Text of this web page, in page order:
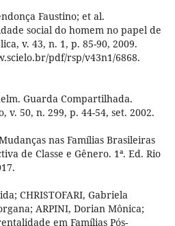
Faustino; et al.
social do homem no papel de
v. 43, n. 1, p. 85-90, 2009.
pdf/rsp/v43n1/6868.
Guarda Compartilhada.
v. 50, n. 299, p. 44-54, set. 2002.
nas Famílias Brasileiras
de Classe e Gênero. 1ª. Ed. Rio
CHRISTOFARI, Gabriela
ARPINI, Dorian Mônica;
em Famílias Pós-